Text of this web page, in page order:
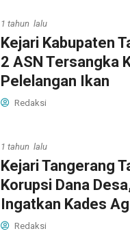
1 tahun lalu
Kejari Kabupaten
2 ASN Tersangka
Pelelangan Ikan
Redaksi
1 tahun lalu
Kejari Tangerang
Korupsi Dana
Ingatkan Kades
Redaksi